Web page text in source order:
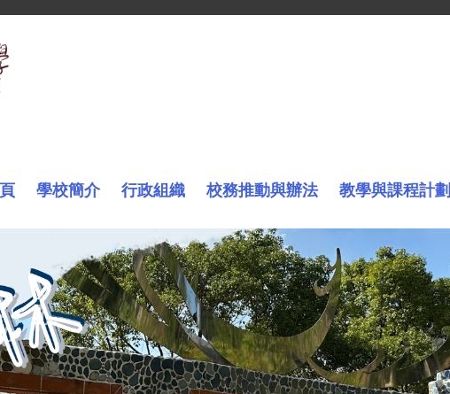
學校簡介 行政組織 校務推動與辦法 教學與課程計劃